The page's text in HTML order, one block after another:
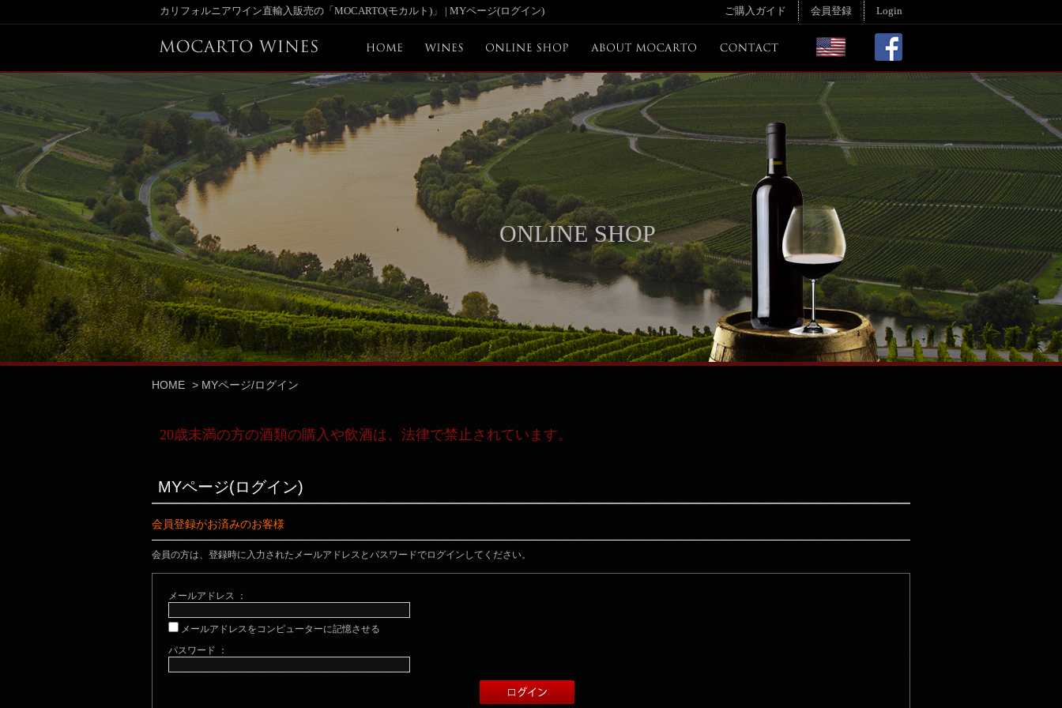
カリフォルニアワイン直輸入販売の「MOCARTO(モカルト)」 | MYページ(ログイン) ご購入ガイド 会員登録 Login
ONLINE SHOP
HOME > MYページ/ログイン
20歳未満の方の酒類の購入や飲酒は、法律で禁止されています。
MYページ(ログイン)
会員登録がお済みのお客様
会員の方は、登録時に入力されたメールアドレスとパスワードでログインしてください。
メールアドレス ：
メールアドレスをコンピューターに記憶させる
パスワード ：